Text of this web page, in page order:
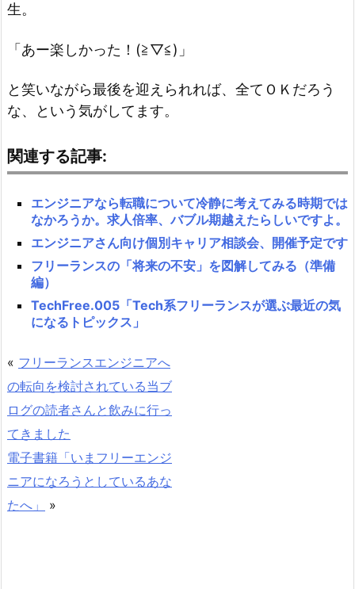
生。
「あー楽しかった！(≧▽≦)」
と笑いながら最後を迎えられれば、全てＯＫだろう
な、という気がしてます。
関連する記事:
エンジニアなら転職について冷静に考えてみる時期では
なかろうか。求人倍率、バブル期越えたらしいですよ。
エンジニアさん向け個別キャリア相談会、開催予定です
フリーランスの「将来の不安」を図解してみる（準備
編）
TechFree.005「Tech系フリーランスが選ぶ最近の気
になるトピックス」
« フリーランスエンジニアへ
の転向を検討されている当ブ
ログの読者さんと飲みに行っ
てきました
電子書籍「いまフリーエンジ
ニアになろうとしているあな
たへ」
»